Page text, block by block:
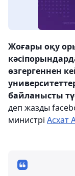
Жоғары оқу
өзгергеннен
байланысты
деп жазды
министрі Асхат